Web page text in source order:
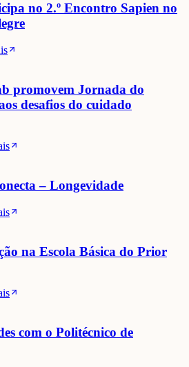
no 2.º Encontro Sapien no
promovem Jornada do
desafios do cuidado
– Longevidade
na Escola Básica do Prior
com o Politécnico de